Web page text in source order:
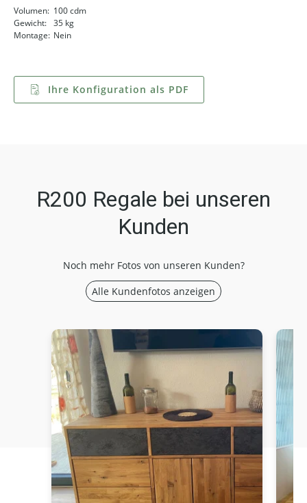
Volumen: 100 cdm
Gewicht: 35 kg
Montage: Nein
Ihre Konfiguration als PDF
R200 Regale bei unseren
Kunden
Noch mehr Fotos von unseren Kunden?
Alle Kundenfotos anzeigen